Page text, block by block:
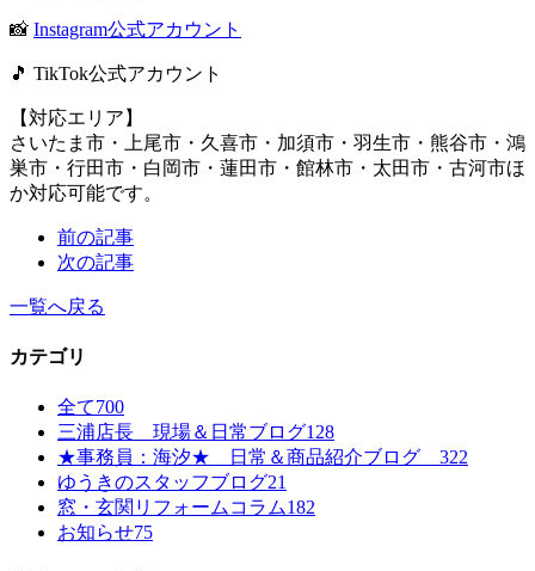
📸 Instagram公式アカウント
🎵 TikTok公式アカウント
【対応エリア】
さいたま市・上尾市・久喜市・加須市・羽生市・熊谷市・鴻
巣市・行田市・白岡市・蓮田市・館林市・太田市・古河市ほ
か対応可能です。
前の記事
次の記事
一覧へ戻る
カテゴリ
全て700
三浦店長 現場＆日常ブログ128
★事務員：海汐★ 日常＆商品紹介ブログ 322
ゆうきのスタッフブログ21
窓・玄関リフォームコラム182
お知らせ75